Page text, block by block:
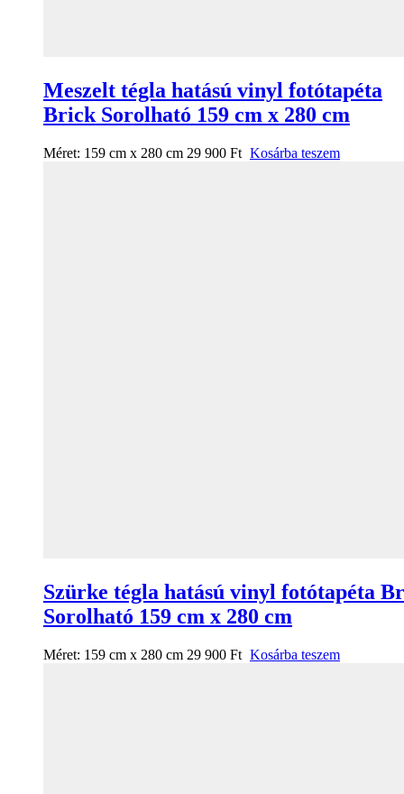
Meszelt tégla hatású vinyl fotótapéta
Brick Sorolható 159 cm x 280 cm
Méret: 159 cm x 280 cm 29 900 Ft Kosárba teszem
Szürke tégla hatású vinyl fotótapéta
Sorolható 159 cm x 280 cm
Méret: 159 cm x 280 cm 29 900 Ft Kosárba teszem